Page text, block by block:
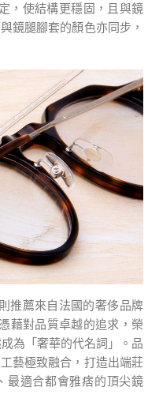
，使結構更穩固，且與鏡
鏡腿腳套的顏色亦同步，
推薦來自法國的奢侈品牌
藉對品質卓越的追求，榮
為「奢華的代名詞」。品
藝極致融合，打造出端莊
最適合都會雅痞的頂尖鏡